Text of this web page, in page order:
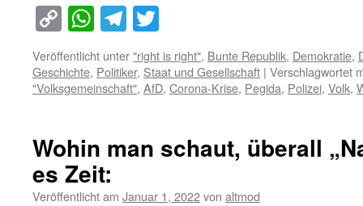
Copy
Link
WhatsApp
Telegram
Veröffentlicht unter"right is right", Bunte Republik, Demokratie,
Geschichte, Politiker, Staat und Gesellschaft | Verschlagwortet
"Volksgemeinschaft", AfD, Corona-Krise, Pegida, Polizei, Volk,
Wohin man schaut, überall
es Zeit:
Veröffentlicht am Januar 1, 2022von altmod